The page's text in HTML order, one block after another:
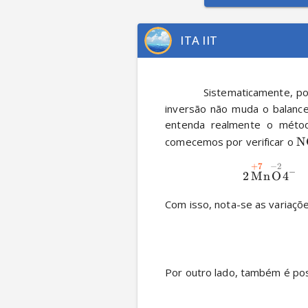
ITA IIT
inversão não muda o
entenda realmente o
comecemos por verificar o
2 M
+7
nO
−2
4X
−
Com isso, nota-se as
Por outro lado, também é